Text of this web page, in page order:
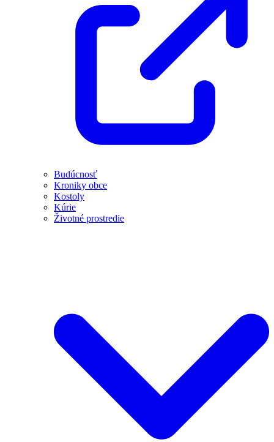
Budúcnosť
Kroniky obce
Kostoly
Kúrie
Životné prostredie